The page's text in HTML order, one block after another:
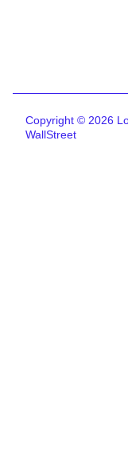
Copyright © 2026
WallStreet